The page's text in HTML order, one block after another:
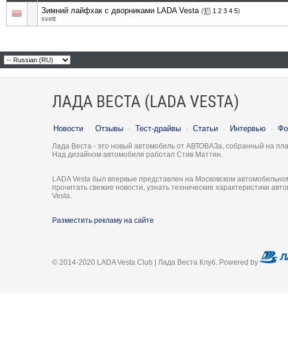
Зимний лайфхак с дворниками LADA Vesta ( 1 2 3 4 5)
svett
ЛАДА ВЕСТА (LADA VESTA)
Новости · Отзывы · Тест-драйвы · Статьи · Интервью ·
Лада Веста - это новый автомобиль от АВТОВАЗа, собранный на
Над дизайном автомобиля работал Стив Маттин.
LADA Vesta был впервые представлен на Московском
прочитать свежие новости, узнать технические характеристики
Vesta.
Разместить рекламу на сайте
© 2014-2020 LADA Vesta Club | Лада Веста Клуб. Powered by